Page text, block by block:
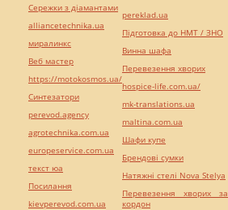
Сережки з діамантами
alliancetechnika.ua
миралинкс
Веб мастер
https://motokosmos.ua/
Синтезатори
perevod.agency
agrotechnika.com.ua
europeservice.com.ua
текст юа
Посилання
kievperevod.com.ua
pereklad.ua
Підготовка до НМТ / ЗНО
Винна шафа
Перевезення хворих
hospice-life.com.ua/
mk-translations.ua
maltina.com.ua
Шафи купе
Брендові сумки
Натяжні стелі Nova Stelya
Перевезення хворих за
кордон